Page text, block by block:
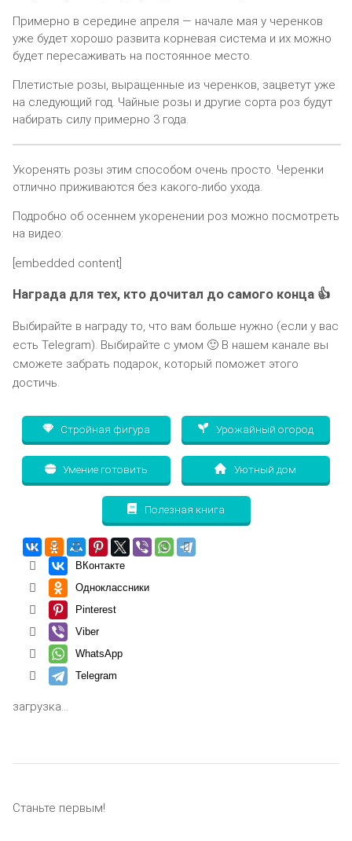
Примерно в середине апреля — начале мая у черенков
уже будет хорошо развита корневая система и их можно
будет пересаживать на постоянное место.
Плетистые розы, выращенные из черенков, зацветут уже
на следующий год. Чайные розы и другие сорта роз будут
набирать силу примерно 3 года.
Укоренять розы этим способом очень просто. Черенки
отлично приживаются без какого-либо ухода.
Подробно об осеннем укоренении роз можно посмотреть
на видео:
[embedded content]
Награда для тех, кто дочитал до самого конца 👍
Выбирайте в награду то, что вам больше нужно (если у вас
есть Telegram). Выбирайте с умом 🙂 В нашем канале вы
сможете забрать подарок, который поможет этого
достичь.
Стройная фигура Урожайный огород
Умение готовить Уютный дом
Полезная книга
ВКонтакте
Одноклассники
Pinterest
Viber
WhatsApp
Telegram
загрузка...
Станьте первым!